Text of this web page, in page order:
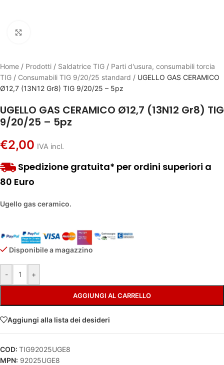
Home / Prodotti / Saldatrice TIG / Parti d'usura, consumabili torcia
TIG / Consumabili TIG 9/20/25 standard / UGELLO GAS CERAMICO
Ø12,7 (13N12 Gr8) TIG 9/20/25 – 5pz
UGELLO GAS CERAMICO Ø12,7 (13N12 Gr8) TIG
9/20/25 – 5pz
€2,00 IVA incl.
Spedizione gratuita* per ordini superiori a
80 Euro
Ugello gas ceramico.
Disponibile a magazzino
- +
AGGIUNGI AL CARRELLO
Aggiungi alla lista dei desideri
COD: TIG92025UGE8
MPN: 92025UGE8